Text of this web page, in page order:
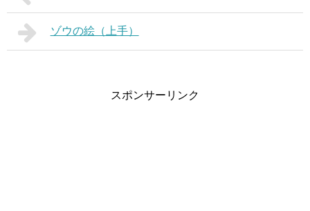
ゾウの絵（上手）
スポンサーリンク